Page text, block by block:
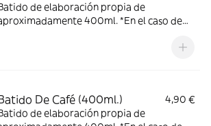
de elaboración propia de
400ml. *En el caso de
que la nata llegue en las condiciones que
De Café (400ml.)
4,90 €
de elaboración propia de